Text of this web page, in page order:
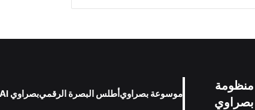
منظومة
بصراوي
موسوعة بصراويأطلس البصرة الرقميبصراوي AI